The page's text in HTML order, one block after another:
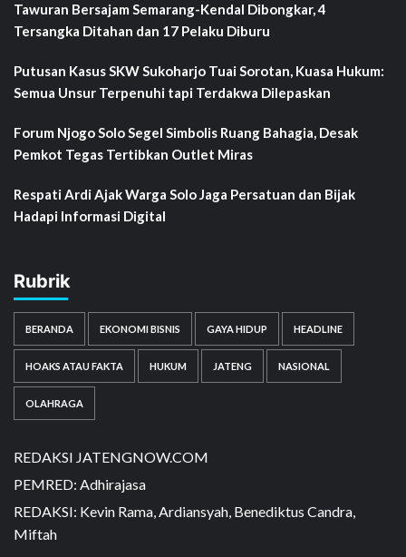
Tawuran Bersajam Semarang-Kendal Dibongkar, 4
Tersangka Ditahan dan 17 Pelaku Diburu
Putusan Kasus SKW Sukoharjo Tuai Sorotan, Kuasa Hukum:
Semua Unsur Terpenuhi tapi Terdakwa Dilepaskan
Forum Njogo Solo Segel Simbolis Ruang Bahagia, Desak
Pemkot Tegas Tertibkan Outlet Miras
Respati Ardi Ajak Warga Solo Jaga Persatuan dan Bijak
Hadapi Informasi Digital
Rubrik
BERANDA EKONOMI BISNIS GAYA HIDUP HEADLINE
HOAKS ATAU FAKTA HUKUM JATENG NASIONAL
OLAHRAGA
REDAKSI JATENGNOW.COM
PEMRED: Adhirajasa
REDAKSI: Kevin Rama, Ardiansyah, Benediktus Candra,
Miftah